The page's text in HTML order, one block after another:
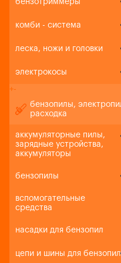
бензотриммеры
комби - система
леска, ножи и головки
электрокосы
+-
бензопилы,
расходка
аккумуляторные пилы,
зарядные устройства,
аккумуляторы
бензопилы
вспомогательные
средства
насадки для бензопил
цепи и шины для бензопил